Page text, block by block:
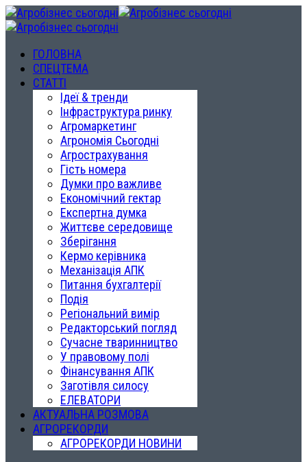
ГОЛОВНА
СПЕЦТЕМА
СТАТТІ
Ідеї & тренди
Інфраструктура ринку
Агромаркетинг
Агрономія Сьогодні
Агрострахування
Гість номера
Думки про важливе
Економічний гектар
Експертна думка
Життєве середовище
Зберігання
Кермо керівника
Механізація АПК
Питання бухгалтерії
Подія
Регіональний вимір
Редакторський погляд
Сучасне тваринництво
У правовому полі
Фінансування АПК
Заготівля силосу
ЕЛЕВАТОРИ
АКТУАЛЬНА РОЗМОВА
АГРОРЕКОРДИ
АГРОРЕКОРДИ НОВИНИ